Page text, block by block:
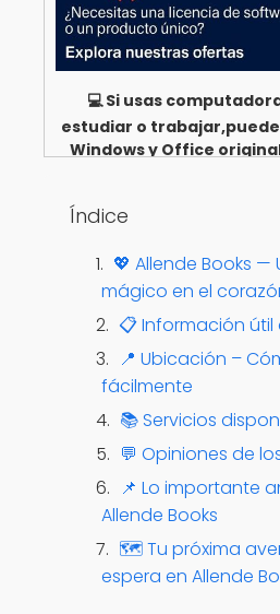
💻 Si usas
estudiar o
Windows y Office
Índice
💖 Allende Books —
mágico en el
📋 Información útil
📍 Ubicación –
fácilmente
📚 Servicios
💬 Opiniones de
📌 Lo importante
Allende Books
🗺️ Tu próxima
espera en Allende